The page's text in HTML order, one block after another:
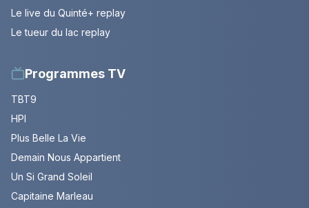
Le live du Quinté+ replay
Le tueur du lac replay
Programmes TV
TBT9
HPI
Plus Belle La Vie
Demain Nous Appartient
Un Si Grand Soleil
Capitaine Marleau